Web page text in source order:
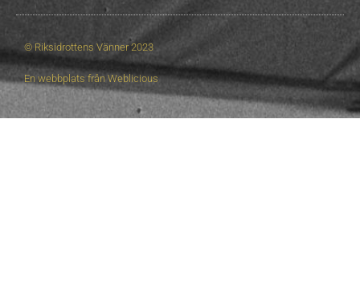
© Riksidrottens Vänner 2023
En webbplats från Weblicious